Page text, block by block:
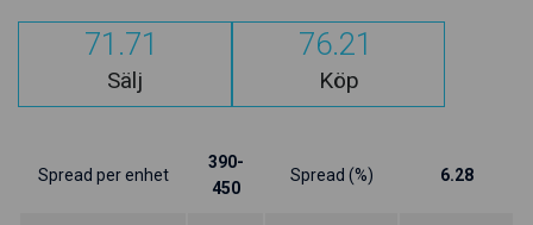
71.71
Sälj
76.21
Köp
Spread per enhet
390-
450
Spread (%) 6.28